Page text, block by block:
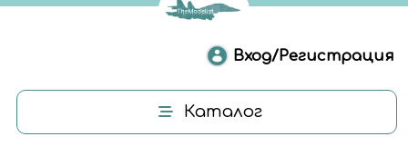
Вход/Регистрация
Каталог